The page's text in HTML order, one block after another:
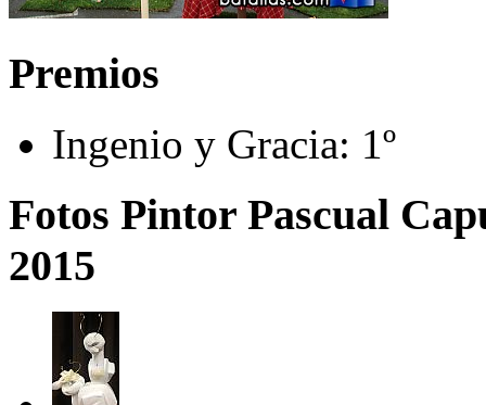
Premios
Ingenio y Gracia: 1º
Fotos Pintor Pascual
2015